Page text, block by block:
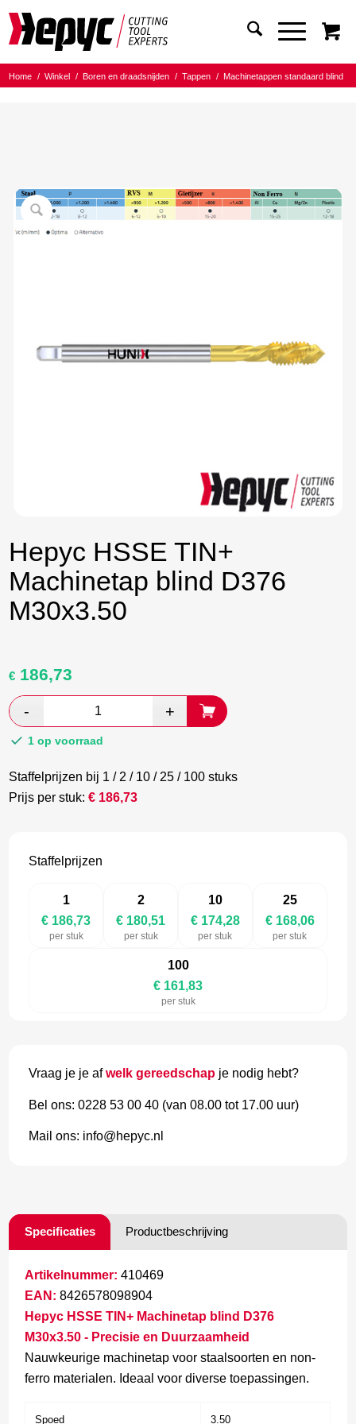
Home / Winkel / Boren en draadsnijden / Tappen / Machinetappen standaard blind
Hepyc HSSE TIN+
Machinetap blind D376
M30x3.50
Oorspronkelijke
prijs
was:
€ 311,22.
€ 186,73
prijs
€ 164,10.
1 op voorraad
Staffelprijzen bij 1 / 2 / 10 / 25 / 100 stuks
Prijs per stuk:€ 186,73
Staffelprijzen
1
€ 186,73
per stuk
2
€ 180,51
per stuk
10
€ 174,28
per stuk
25
€ 168,06
per stuk
100
€ 161,83
per stuk
Vraag je je afwelk gereedschap je nodig hebt?
Bel ons: 0228 53 00 40 (van 08.00 tot 17.00 uur)
Mail ons: info@hepyc.nl
Specificaties Productbeschrijving
Artikelnummer: 410469
EAN: 8426578098904
Hepyc HSSE TIN+ Machinetap blind D376
M30x3.50 - Precisie en Duurzaamheid
Nauwkeurige machinetap voor staalsoorten en non-
ferro materialen. Ideaal voor diverse toepassingen.
Spoed 3.50